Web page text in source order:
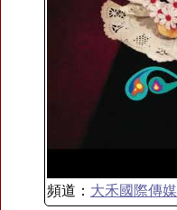
頻道： 大禾國際傳媒